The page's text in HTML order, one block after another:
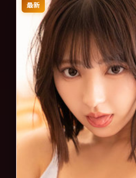
最新